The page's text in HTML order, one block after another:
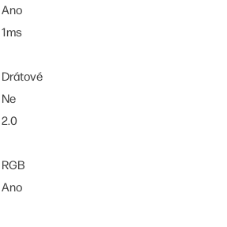
Ano
1ms
Drátové
Ne
2.0
RGB
Ano